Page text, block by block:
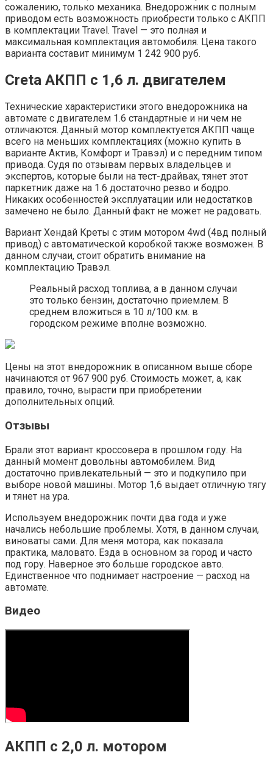
сожалению, только механика. Внедорожник с полным
приводом есть возможность приобрести только с АКПП
в комплектации Travel. Travel — это полная и
максимальная комплектация автомобиля. Цена такого
варианта составит минимум 1 242 900 руб.
Creta АКПП с 1,6 л. двигателем
Технические характеристики этого внедорожника на
автомате с двигателем 1.6 стандартные и ни чем не
отличаются. Данный мотор комплектуется АКПП чаще
всего на меньших комплектациях (можно купить в
варианте Актив, Комфорт и Травэл) и с передним типом
привода. Судя по отзывам первых владельцев и
экспертов, которые были на тест-драйвах, тянет этот
паркетник даже на 1.6 достаточно резво и бодро.
Никаких особенностей эксплуатации или недостатков
замечено не было. Данный факт не может не радовать.
Вариант Хендай Креты с этим мотором 4wd (4вд полный
привод) с автоматической коробкой также возможен. В
данном случаи, стоит обратить внимание на
комплектацию Травэл.
Реальный расход топлива, а в данном случаи
это только бензин, достаточно приемлем. В
среднем вложиться в 10 л/100 км. в
городском режиме вполне возможно.
Цены на этот внедорожник в описанном выше сборе
начинаются от 967 900 руб. Стоимость может, а, как
правило, точно, вырасти при приобретении
дополнительных опций.
Отзывы
Брали этот вариант кроссовера в прошлом году. На
данный момент довольны автомобилем. Вид
достаточно привлекательный — это и подкупило при
выборе новой машины. Мотор 1,6 выдает отличную тягу
и тянет на ура.
Используем внедорожник почти два года и уже
начались небольшие проблемы. Хотя, в данном случаи,
виноваты сами. Для меня мотора, как показала
практика, маловато. Езда в основном за город и часто
под гору. Наверное это больше городское авто.
Единственное что поднимает настроение — расход на
автомате.
Видео
АКПП с 2,0 л. мотором